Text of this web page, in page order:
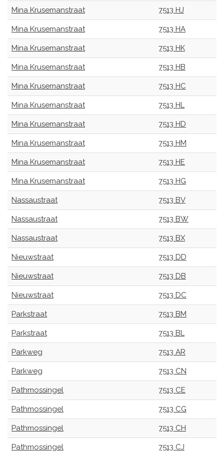
Mina Krusemanstraat 7513 HJ
Mina Krusemanstraat 7513 HA
Mina Krusemanstraat 7513 HK
Mina Krusemanstraat 7513 HB
Mina Krusemanstraat 7513 HC
Mina Krusemanstraat 7513 HL
Mina Krusemanstraat 7513 HD
Mina Krusemanstraat 7513 HM
Mina Krusemanstraat 7513 HE
Mina Krusemanstraat 7513 HG
Nassaustraat 7513 BV
Nassaustraat 7513 BW
Nassaustraat 7513 BX
Nieuwstraat 7513 DD
Nieuwstraat 7513 DB
Nieuwstraat 7513 DC
Parkstraat 7513 BM
Parkstraat 7513 BL
Parkweg 7513 AR
Parkweg 7513 CN
Pathmossingel 7513 CE
Pathmossingel 7513 CG
Pathmossingel 7513 CH
Pathmossingel 7513 CJ